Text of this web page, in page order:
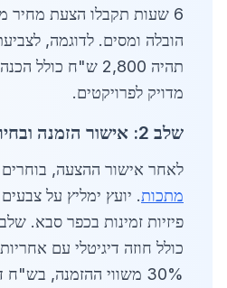
6 שעות תקבלו הצעת מחיר
תהיה 2,800 ש"ח
מדויק לפרויקטים.
שלב 2: אישור הזמנה ובחירת חומרים
לאחר אישור ההצעה,
מתכות. יועץ ימליץ על
כולל חוזה דיגיטלי עם
30% משווי ההזמנה,